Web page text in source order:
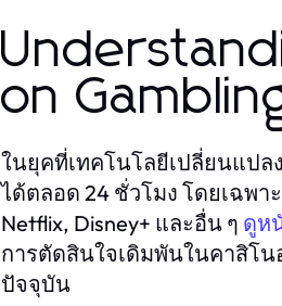
on
ในยุคที่เทคโนโลยีเปลี่ยนแปล
ได้ตลอด 24 ชั่วโมง โดยเฉพ
Netflix, Disney+ และอื่น ๆ ดูห
การตัดสินใจเดิมพันในคาสิโ
ปัจจุบัน